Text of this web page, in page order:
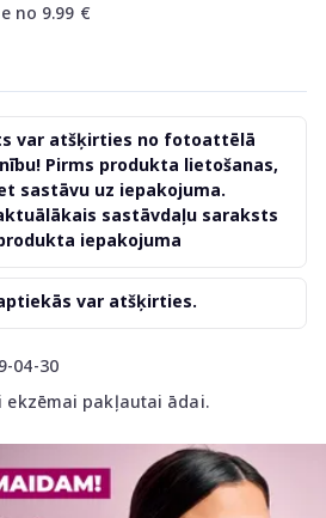
no 9.99 €
04-30
ekzēmai pakļautai ādai.
var atšķirties no fotoattēlā
Pirms produkta lietošanas,
sastāvu uz iepakojuma.
sastāvdaļu saraksts
iepakojuma
var atšķirties.